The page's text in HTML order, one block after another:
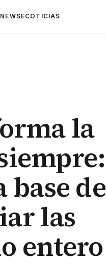
ECOTICIAS
la
base de
las
entero